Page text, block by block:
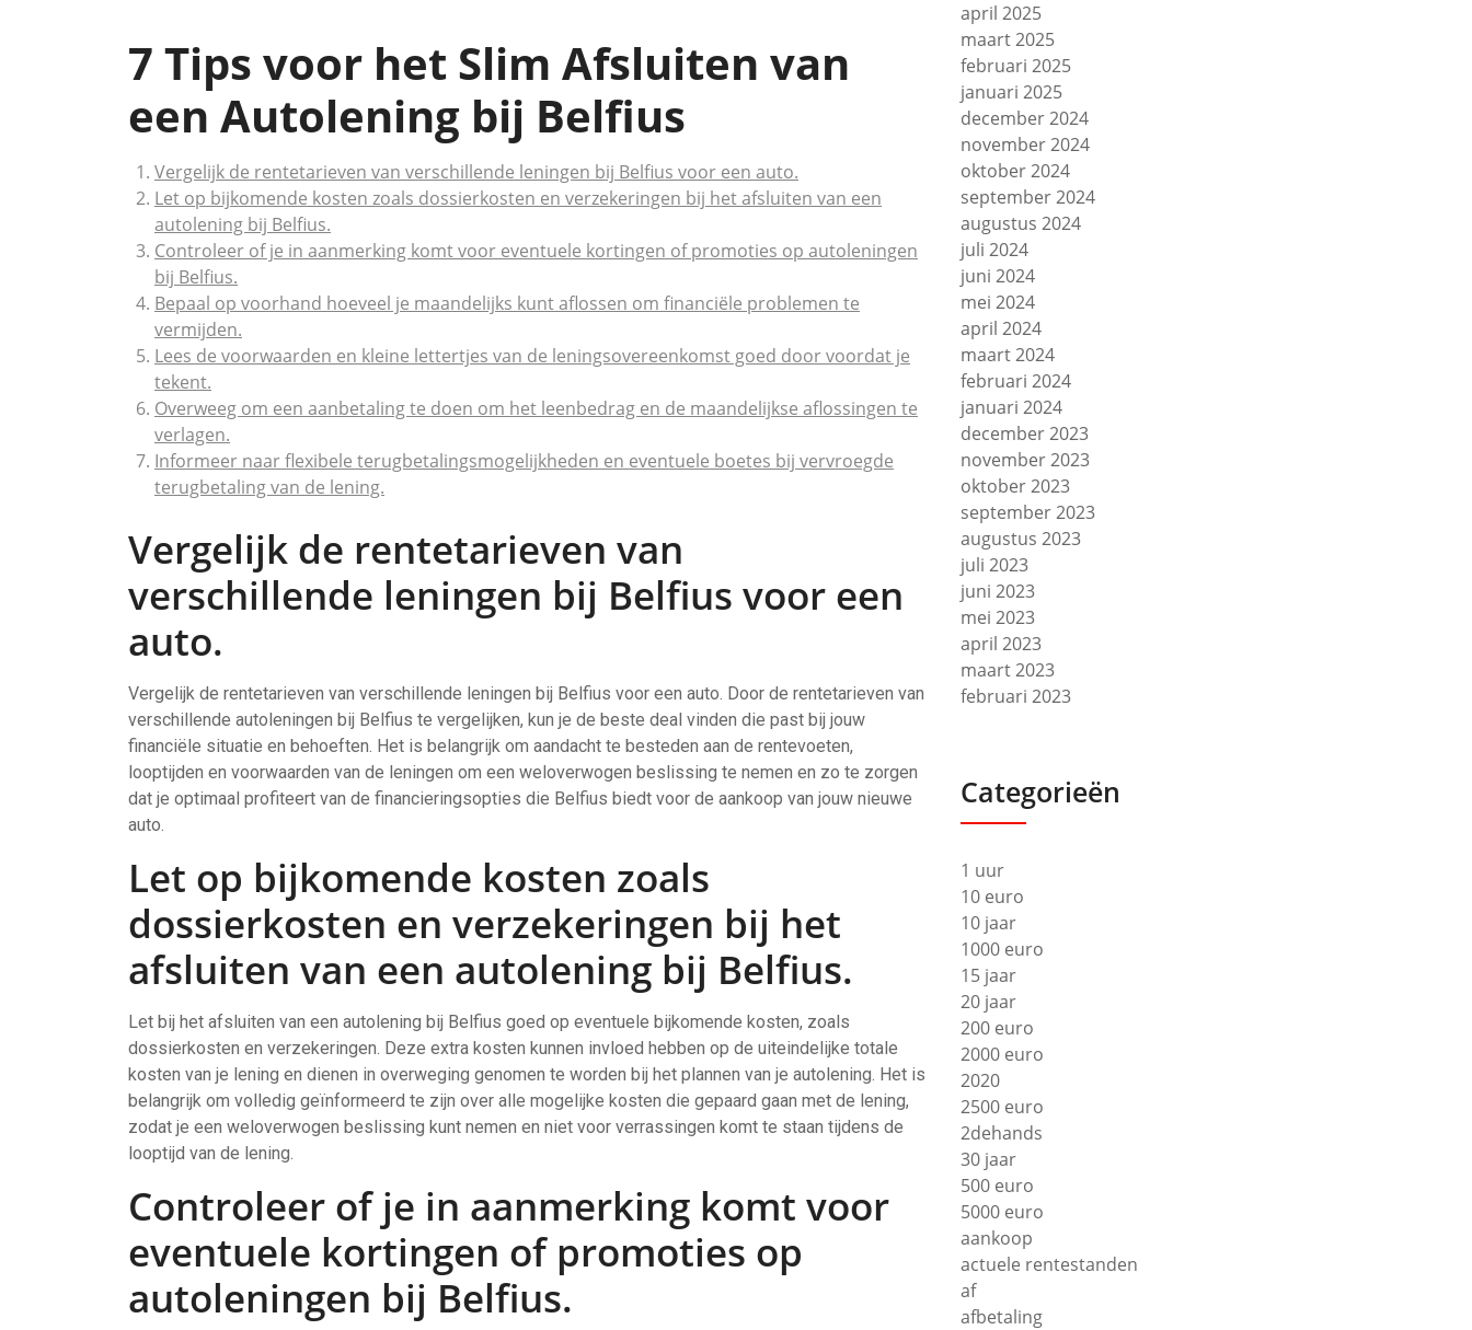
7 Tips voor het Slim Afsluiten van
een Autolening bij Belfius
Vergelijk de rentetarieven van verschillende leningen bij Belfius voor een auto.
Let op bijkomende kosten zoals dossierkosten en verzekeringen bij het afsluiten van een
autolening bij Belfius.
Controleer of je in aanmerking komt voor eventuele kortingen of promoties op autoleningen
bij Belfius.
Bepaal op voorhand hoeveel je maandelijks kunt aflossen om financiële problemen te
vermijden.
Lees de voorwaarden en kleine lettertjes van de leningsovereenkomst goed door voordat je
tekent.
Overweeg om een aanbetaling te doen om het leenbedrag en de maandelijkse aflossingen te
verlagen.
Informeer naar flexibele terugbetalingsmogelijkheden en eventuele boetes bij vervroegde
terugbetaling van de lening.
Vergelijk de rentetarieven van
verschillende leningen bij Belfius voor een
auto.
Vergelijk de rentetarieven van verschillende leningen bij Belfius voor een auto. Door de rentetarieven van
verschillende autoleningen bij Belfius te vergelijken, kun je de beste deal vinden die past bij jouw
financiële situatie en behoeften. Het is belangrijk om aandacht te besteden aan de rentevoeten,
looptijden en voorwaarden van de leningen om een weloverwogen beslissing te nemen en zo te zorgen
dat je optimaal profiteert van de financieringsopties die Belfius biedt voor de aankoop van jouw nieuwe
auto.
Let op bijkomende kosten zoals
dossierkosten en verzekeringen bij het
afsluiten van een autolening bij Belfius.
Let bij het afsluiten van een autolening bij Belfius goed op eventuele bijkomende kosten, zoals
dossierkosten en verzekeringen. Deze extra kosten kunnen invloed hebben op de uiteindelijke totale
kosten van je lening en dienen in overweging genomen te worden bij het plannen van je autolening. Het is
belangrijk om volledig geïnformeerd te zijn over alle mogelijke kosten die gepaard gaan met de lening,
zodat je een weloverwogen beslissing kunt nemen en niet voor verrassingen komt te staan tijdens de
looptijd van de lening.
Controleer of je in aanmerking komt voor
eventuele kortingen of promoties op
autoleningen bij Belfius.
april 2025
maart 2025
februari 2025
januari 2025
december 2024
november 2024
oktober 2024
september 2024
augustus 2024
juli 2024
juni 2024
mei 2024
april 2024
maart 2024
februari 2024
januari 2024
december 2023
november 2023
oktober 2023
september 2023
augustus 2023
juli 2023
juni 2023
mei 2023
april 2023
maart 2023
februari 2023
Categorieën
1 uur
10 euro
10 jaar
1000 euro
15 jaar
20 jaar
200 euro
2000 euro
2020
2500 euro
2dehands
30 jaar
500 euro
5000 euro
aankoop
actuele rentestanden
af
afbetaling